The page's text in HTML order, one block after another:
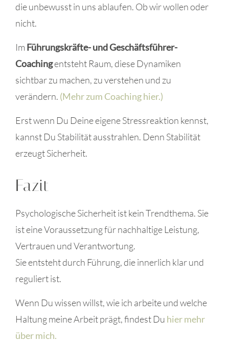
die unbewusst in uns ablaufen. Ob wir wollen oder
nicht.
Im Führungskräfte- und Geschäftsführer-
Coachingentsteht Raum, diese Dynamiken
sichtbar zu machen, zu verstehen und zu
verändern. (Mehr zum Coaching hier.)
Erst wenn Du Deine eigene Stressreaktion kennst,
kannst Du Stabilität ausstrahlen. Denn Stabilität
erzeugt Sicherheit.
Fazit
Psychologische Sicherheit ist kein Trendthema. Sie
ist eine Voraussetzung für nachhaltige Leistung,
Vertrauen und Verantwortung.
Sie entsteht durch Führung, die innerlich klar und
reguliert ist.
Wenn Du wissen willst, wie ich arbeite und welche
Haltung meine Arbeit prägt, findest Du hier mehr
über mich.